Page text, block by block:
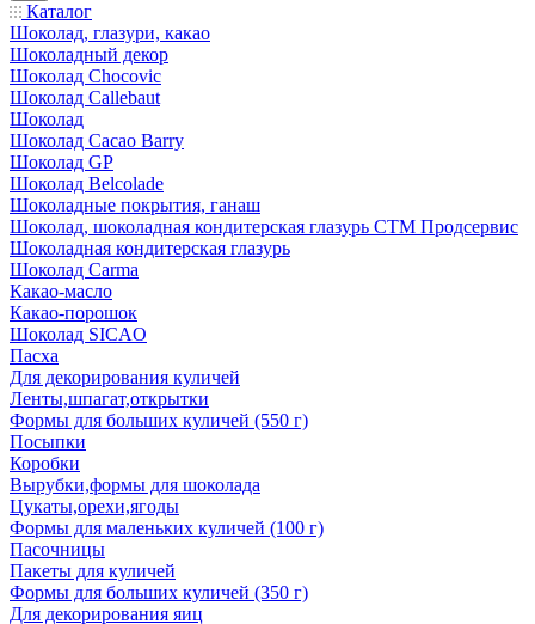
Каталог
Шоколад, глазури, какао
Шоколадный декор
Шоколад Chocovic
Шоколад Callebaut
Шоколад
Шоколад Cacao Barry
Шоколад GP
Шоколад Belcolade
Шоколадные покрытия, ганаш
Шоколад, шоколадная кондитерская глазурь СТМ Продсервис
Шоколадная кондитерская глазурь
Шоколад Carma
Какао-масло
Какао-порошок
Шоколад SICAO
Пасха
Для декорирования куличей
Ленты,шпагат,открытки
Формы для больших куличей (550 г)
Посыпки
Коробки
Вырубки,формы для шоколада
Цукаты,орехи,ягоды
Формы для маленьких куличей (100 г)
Пасочницы
Пакеты для куличей
Формы для больших куличей (350 г)
Для декорирования яиц